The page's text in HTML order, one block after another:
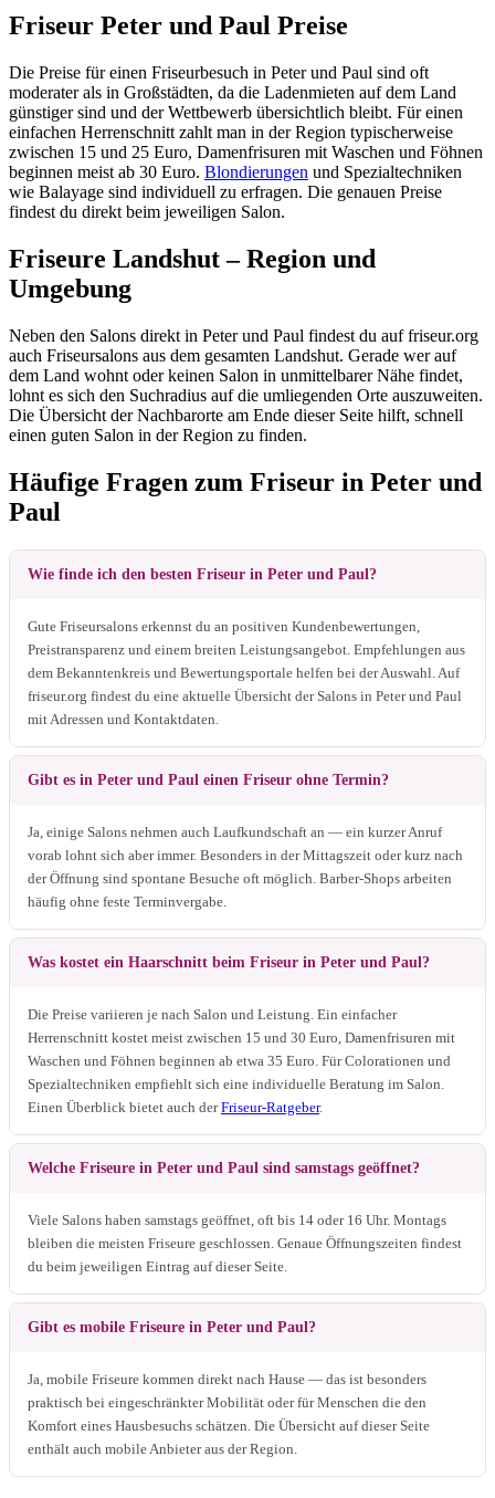
Friseur Peter und Paul Preise
Die Preise für einen Friseurbesuch in Peter und Paul sind oft
moderater als in Großstädten, da die Ladenmieten auf dem Land
günstiger sind und der Wettbewerb übersichtlich bleibt. Für einen
einfachen Herrenschnitt zahlt man in der Region typischerweise
zwischen 15 und 25 Euro, Damenfrisuren mit Waschen und Föhnen
beginnen meist ab 30 Euro. Blondierungen und Spezialtechniken
wie Balayage sind individuell zu erfragen. Die genauen Preise
findest du direkt beim jeweiligen Salon.
Friseure Landshut – Region und
Umgebung
Neben den Salons direkt in Peter und Paul findest du auf friseur.org
auch Friseursalons aus dem gesamten Landshut. Gerade wer auf
dem Land wohnt oder keinen Salon in unmittelbarer Nähe findet,
lohnt es sich den Suchradius auf die umliegenden Orte auszuweiten.
Die Übersicht der Nachbarorte am Ende dieser Seite hilft, schnell
einen guten Salon in der Region zu finden.
Häufige Fragen zum Friseur in Peter und
Paul
Wie finde ich den besten Friseur in Peter und Paul?
Gute Friseursalons erkennst du an positiven Kundenbewertungen,
Preistransparenz und einem breiten Leistungsangebot. Empfehlungen aus
dem Bekanntenkreis und Bewertungsportale helfen bei der Auswahl. Auf
friseur.org findest du eine aktuelle Übersicht der Salons in Peter und Paul
mit Adressen und Kontaktdaten.
Gibt es in Peter und Paul einen Friseur ohne Termin?
Ja, einige Salons nehmen auch Laufkundschaft an — ein kurzer Anruf
vorab lohnt sich aber immer. Besonders in der Mittagszeit oder kurz nach
der Öffnung sind spontane Besuche oft möglich. Barber-Shops arbeiten
häufig ohne feste Terminvergabe.
Was kostet ein Haarschnitt beim Friseur in Peter und Paul?
Die Preise variieren je nach Salon und Leistung. Ein einfacher
Herrenschnitt kostet meist zwischen 15 und 30 Euro, Damenfrisuren mit
Waschen und Föhnen beginnen ab etwa 35 Euro. Für Colorationen und
Spezialtechniken empfiehlt sich eine individuelle Beratung im Salon.
Einen Überblick bietet auch derFriseur-Ratgeber.
Welche Friseure in Peter und Paul sind samstags geöffnet?
Viele Salons haben samstags geöffnet, oft bis 14 oder 16 Uhr. Montags
bleiben die meisten Friseure geschlossen. Genaue Öffnungszeiten findest
du beim jeweiligen Eintrag auf dieser Seite.
Gibt es mobile Friseure in Peter und Paul?
Ja, mobile Friseure kommen direkt nach Hause — das ist besonders
praktisch bei eingeschränkter Mobilität oder für Menschen die den
Komfort eines Hausbesuchs schätzen. Die Übersicht auf dieser Seite
enthält auch mobile Anbieter aus der Region.